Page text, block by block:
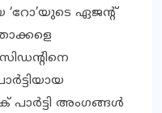
ഏജന്റ്
പാര്‍ട്ടി അംഗങ്ങള്‍